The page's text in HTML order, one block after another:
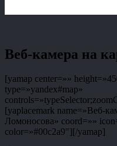
Веб-камера на
[yamap center=»»
type=»yandex#map»
[yaplacemark name=»Веб-
Ломоносова» coord=»»
color=»#00c2a9″][/yamap]